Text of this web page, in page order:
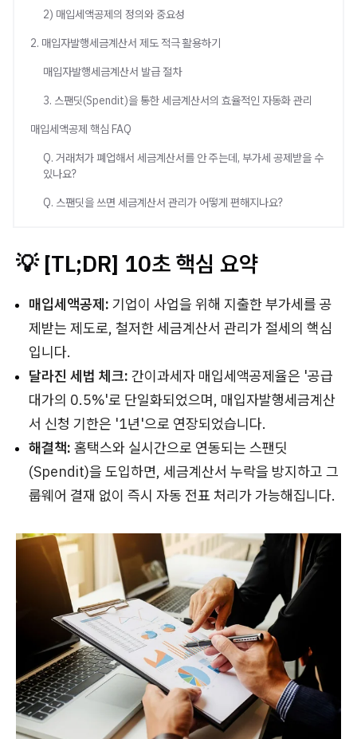
2) 매입세액공제의 정의와 중요성
2. 매입자발행세금계산서 제도 적극 활용하기
매입자발행세금계산서 발급 절차
3. 스팬딧(Spendit)을 통한 세금계산서의 효율적인 자동화 관리
매입세액공제 핵심 FAQ
Q. 거래처가 폐업해서 세금계산서를 안 주는데, 부가세 공제받을 수
있나요?
Q. 스팬딧을 쓰면 세금계산서 관리가 어떻게 편해지나요?
💡 [TL;DR] 10초 핵심 요약
매입세액공제: 기업이 사업을 위해 지출한 부가세를 공
제받는 제도로, 철저한 세금계산서 관리가 절세의 핵심
입니다.
달라진 세법 체크: 간이과세자 매입세액공제율은 '공급
대가의 0.5%'로 단일화되었으며, 매입자발행세금계산
서 신청 기한은 '1년'으로 연장되었습니다.
해결책: 홈택스와 실시간으로 연동되는 스팬딧
(Spendit)을 도입하면, 세금계산서 누락을 방지하고 그
룹웨어 결재 없이 즉시 자동 전표 처리가 가능해집니다.